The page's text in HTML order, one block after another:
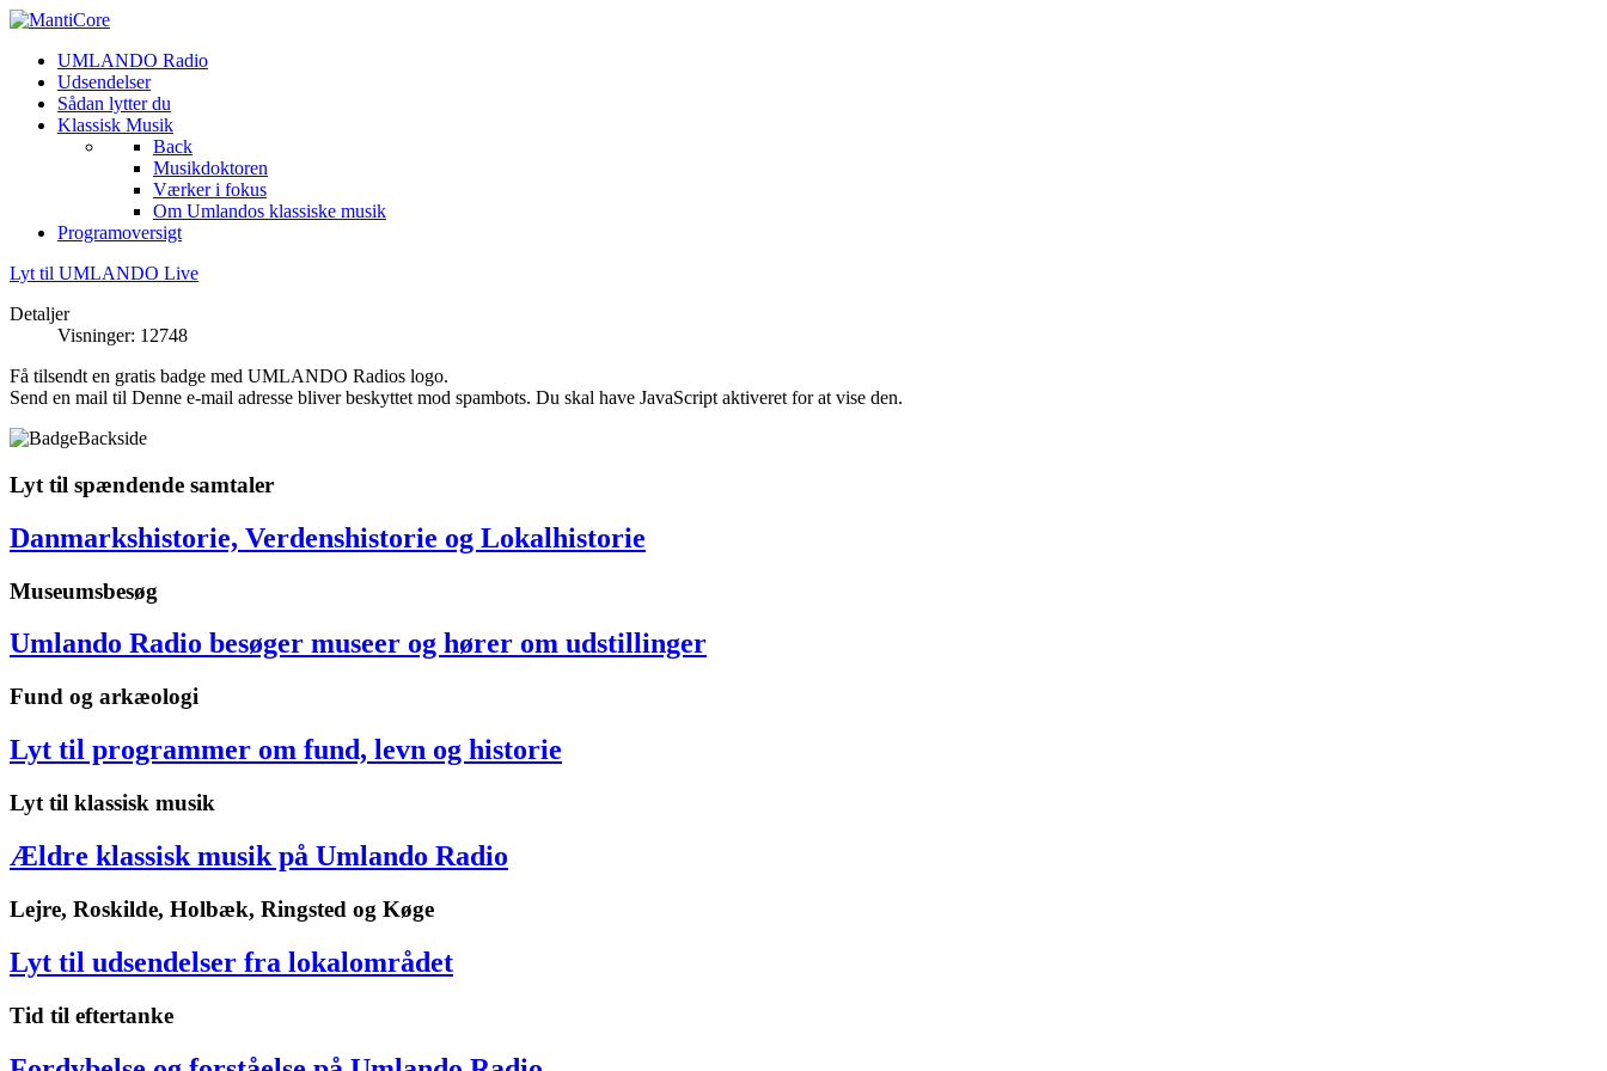
UMLANDO Radio
Udsendelser
Sådan lytter du
Klassisk Musik
Back
Musikdoktoren
Værker i fokus
Om Umlandos klassiske musik
Programoversigt
Lyt til UMLANDO Live
Detaljer
Visninger: 12748
Få tilsendt en gratis badge med UMLANDO Radios logo.
Send en mail til Denne e-mail adresse bliver beskyttet mod spambots. Du skal have JavaScript aktiveret for at vise den.
Lyt til spændende samtaler
Danmarkshistorie, Verdenshistorie og Lokalhistorie
Museumsbesøg
Umlando Radio besøger museer og hører om udstillinger
Fund og arkæologi
Lyt til programmer om fund, levn og historie
Lyt til klassisk musik
Ældre klassisk musik på Umlando Radio
Lejre, Roskilde, Holbæk, Ringsted og Køge
Lyt til udsendelser fra lokalområdet
Tid til eftertanke